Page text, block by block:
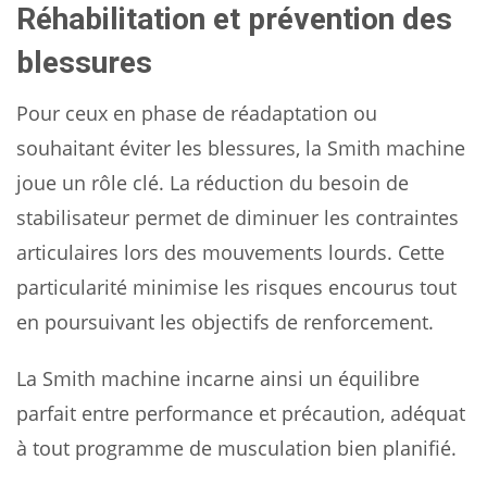
Réhabilitation et prévention des
blessures
Pour ceux en phase de réadaptation ou
souhaitant éviter les blessures, la Smith machine
joue un rôle clé. La réduction du besoin de
stabilisateur permet de diminuer les contraintes
articulaires lors des mouvements lourds. Cette
particularité minimise les risques encourus tout
en poursuivant les objectifs de renforcement.
La Smith machine incarne ainsi un équilibre
parfait entre performance et précaution, adéquat
à tout programme de musculation bien planifié.